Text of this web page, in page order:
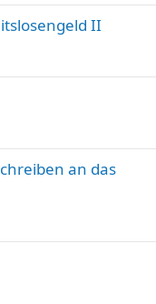
II
an das